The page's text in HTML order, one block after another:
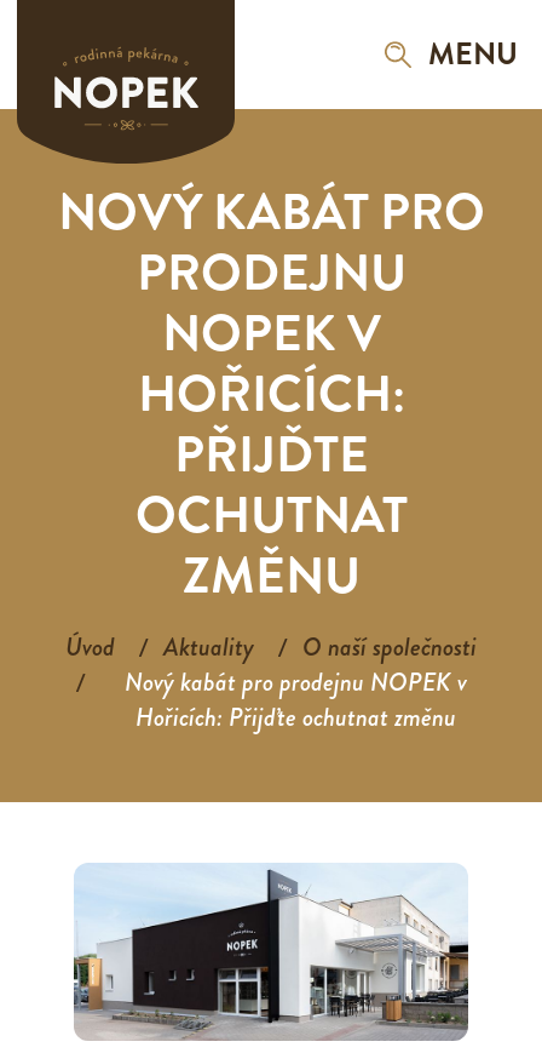
MENU
NOVÝ KABÁT PRO
PRODEJNU
NOPEK V
HOŘICÍCH:
PŘIJĎTE
OCHUTNAT
ZMĚNU
Úvod Aktuality
O naší společnosti
Nový kabát pro prodejnu NOPEK v
Hořicích: Přijďte ochutnat změnu